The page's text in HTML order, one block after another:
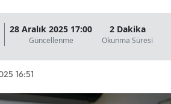
28 Aralık 2025 17:00
Güncellenme
2 Dakika
Okunma Süresi
16:51